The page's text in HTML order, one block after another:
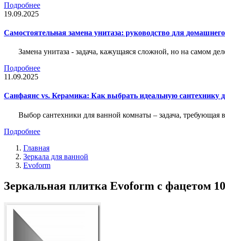
Подробнее
19.09.2025
Самостоятельная замена унитаза: руководство для
Замена унитаза - задача, кажущаяся сложной, но на самом
Подробнее
11.09.2025
Санфаянс vs. Керамика: Как выбрать идеальную сантехнику
Выбор сантехники для ванной комнаты – задача, требующая
Подробнее
Главная
Зеркала для ванной
Evoform
Зеркальная плитка Evoform с фацетом